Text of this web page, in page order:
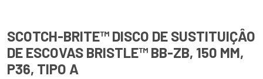
SCOTCH-BRITE™ DISCO DE SUSTITUIÇÂO
DE ESCOVAS BRISTLE™ BB-ZB, 150 MM,
P36, TIPO A